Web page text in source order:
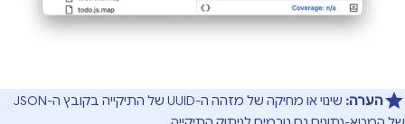
הערה:
שינוי או מחיקה של מזהה ה-UUID של התיקייה בקובץ ה-JSON